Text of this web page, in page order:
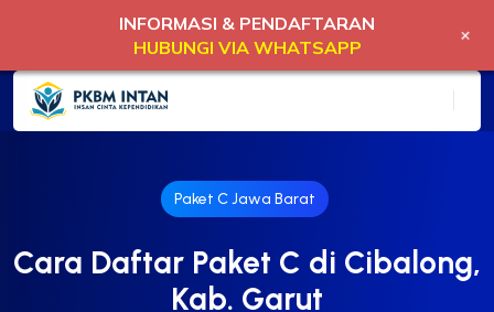
Paket C Jawa Barat
Cara Daftar Paket C di Cibalong,
Kab. Garut
INFORMASI & PENDAFTARAN
HUBUNGI VIA WHATSAPP
+